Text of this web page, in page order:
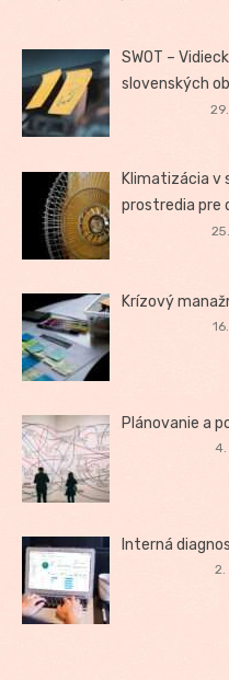
SWOT –
slovenských
Klimatizácia v
prostredia pre
Krízový
Plánovanie a
4.
Interná
2.